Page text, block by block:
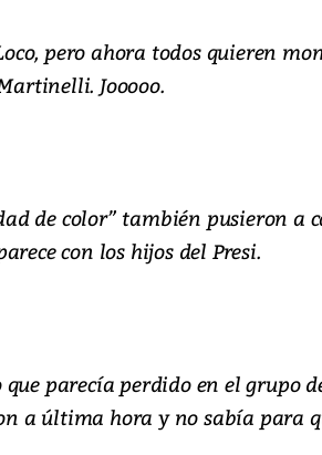
pero ahora todos quieren
Jooooo.
de color” también pusieron a
con los hijos del Presi.
parecía perdido en el grupo
a última hora y no sabía para